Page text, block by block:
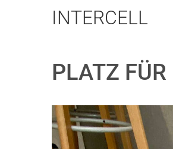
INTERCELL
PLATZ